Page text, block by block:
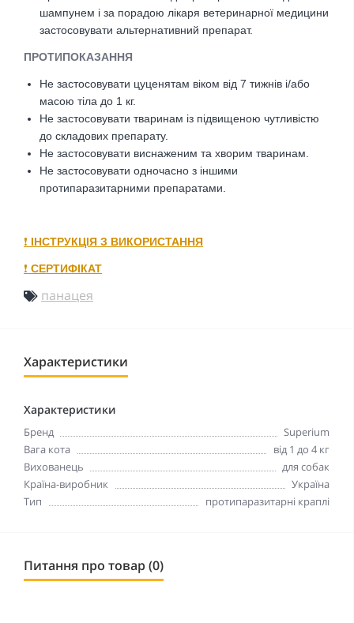
шампунем і за порадою лікаря ветеринарної медицини
застосовувати альтернативний препарат.
ПРОТИПОКАЗАННЯ
Не застосовувати цуценятам віком від 7 тижнів і/або
масою тіла до 1 кг.
Не застосовувати тваринам із підвищеною чутливістю
до складових препарату.
Не застосовувати виснаженим та хворим тваринам.
Не застосовувати одночасно з іншими
протипаразитарними препаратами.
❗️ ІНСТРУКЦІЯ З ВИКОРИСТАННЯ
❗️ СЕРТИФІКАТ
панацея
Характеристики
Характеристики
Бренд
Superium
Вага кота
від 1 до 4 кг
Вихованець
для собак
Країна-виробник
Україна
Тип
протипаразитарні краплі
Питання про товар (0)